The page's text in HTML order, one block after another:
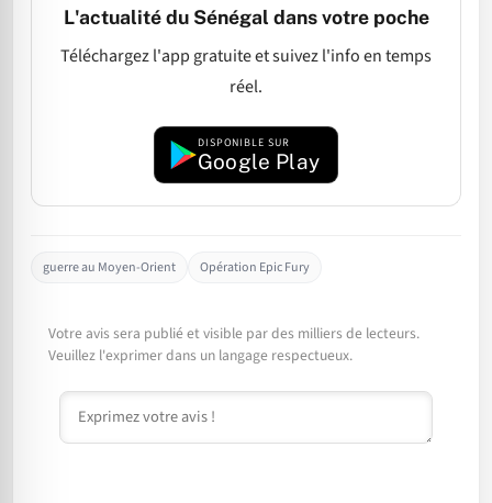
L'actualité du Sénégal dans votre poche
Téléchargez l'app gratuite et suivez l'info en temps
réel.
DISPONIBLE SUR
Google Play
guerre au Moyen-Orient Opération Epic Fury
Votre avis sera publié et visible par des milliers de lecteurs.
Veuillez l'exprimer dans un langage respectueux.
Commentaire